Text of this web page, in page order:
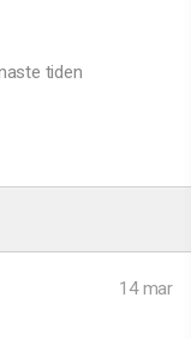
tiden
14 mar